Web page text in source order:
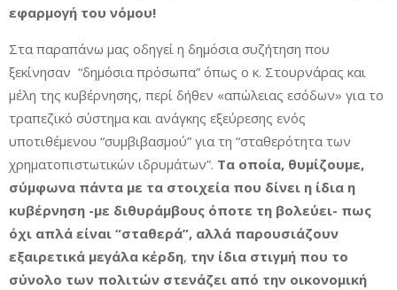
εφαρμογή του νόμου!
Στα παραπάνω μας οδηγεί η δημόσια συζήτηση που
ξεκίνησαν “δημόσια πρόσωπα” όπως ο κ. Στουρνάρας και
μέλη της κυβέρνησης, περί δήθεν «απώλειας εσόδων» για το
τραπεζικό σύστημα και ανάγκης εξεύρεσης ενός
υποτιθέμενου “συμβιβασμού” για τη “σταθερότητα των
χρηματοπιστωτικών ιδρυμάτων”. Τα οποία, θυμίζουμε,
σύμφωνα πάντα με τα στοιχεία που δίνει η ίδια η
κυβέρνηση -με διθυράμβους όποτε τη βολεύει- πως
όχι απλά είναι “σταθερά”, αλλά παρουσιάζουν
εξαιρετικά μεγάλα κέρδη, την ίδια στιγμή που το
σύνολο των πολιτών στενάζει από την οικονομική